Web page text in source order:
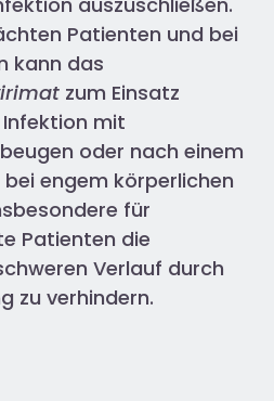
Patienten und bei
kann das
zum Einsatz
mit
oder nach einem
engem körperlichen
für
Patienten die
Verlauf durch
zu verhindern.